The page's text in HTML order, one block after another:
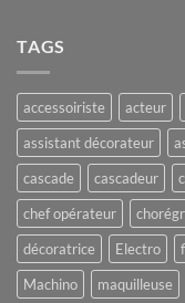
TAGS
accessoiriste acteur
assistant décorateur
cascade
cascadeur
chef opérateur
décoratrice
Electro
Machino
maquilleuse